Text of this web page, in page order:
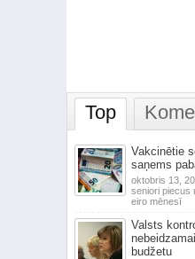
Top
Vakcinētie
saņems
oktobris 13,
seniori piecus
eiro mēnesī
Valsts
budžetu